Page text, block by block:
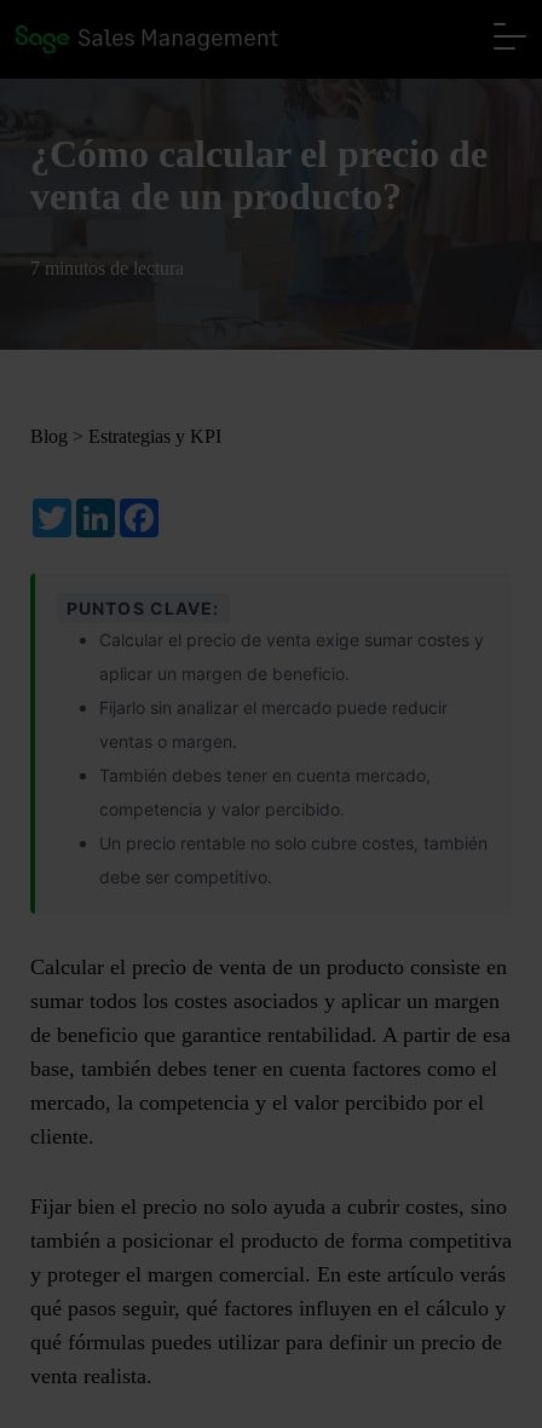
¿Cómo calcular el precio de
venta de un producto?
7 minutos de lectura
Blog > Estrategias y KPI
TwitterLinkedIn
PUNTOS CLAVE:
Calcular el precio de venta exige sumar costes y
aplicar un margen de beneficio.
Fijarlo sin analizar el mercado puede reducir
ventas o margen.
También debes tener en cuenta mercado,
competencia y valor percibido.
Un precio rentable no solo cubre costes, también
debe ser competitivo.
Calcular el precio de venta de un producto consiste en
sumar todos los costes asociados y aplicar un margen
de beneficio que garantice rentabilidad. A partir de esa
base, también debes tener en cuenta factores como el
mercado, la competencia y el valor percibido por el
cliente.
Fijar bien el precio no solo ayuda a cubrir costes, sino
también a posicionar el producto de forma competitiva
y proteger el margen comercial. En este artículo verás
qué pasos seguir, qué factores influyen en el cálculo y
qué fórmulas puedes utilizar para definir un precio de
venta realista.